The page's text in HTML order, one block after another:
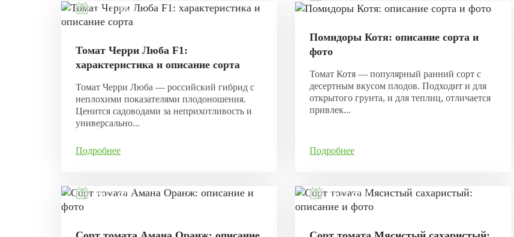
08.11.2021
Томат Черри Люба F1:
характеристика и описание сорта
Томат Черри Люба — российский гибрид с
неплохими показателями плодоношения.
Ценится садоводами за неприхотливость и
универсально...
Подробнее
Помидоры Котя: описание сорта и
фото
Томат Котя — популярный ранний сорт с
десертным вкусом плодов. Подходит и для
открытого грунта, и для теплиц, отличается
привлек...
Подробнее
06.11.2021 05.11.2021